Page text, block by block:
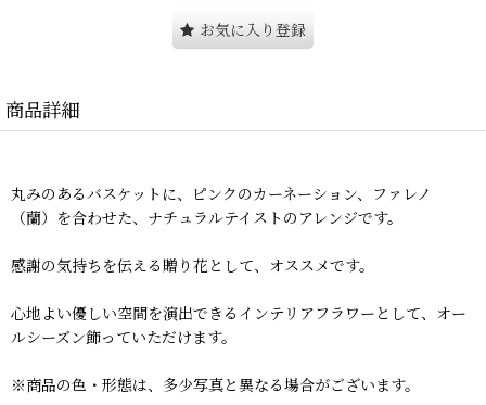
お気に入り登録
商品詳細
丸みのあるバスケットに、ピンクのカーネーション、ファレノ
（蘭）を合わせた、ナチュラルテイストのアレンジです。
感謝の気持ちを伝える贈り花として、オススメです。
心地よい優しい空間を演出できるインテリアフラワーとして、オー
ルシーズン飾っていただけます。
※商品の色・形態は、多少写真と異なる場合がございます。